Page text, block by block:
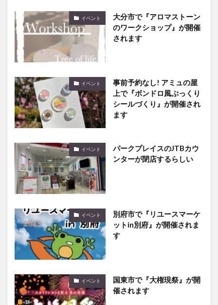
イベント
大分市で『アロマストーン
のワークショップ』が開催
されます
イベント
事前予約なし! アミュの屋
上で『ボンドロ風ぷっくり
シールづくり』が開催され
ます
イベント
パークプレイスのJTBカウ
ンターが閉店するらしい
イベント
別府市で『リユースマーケ
ットin別府』が開催されま
す
イベント
国東市で『大権現祭』が開
催されます